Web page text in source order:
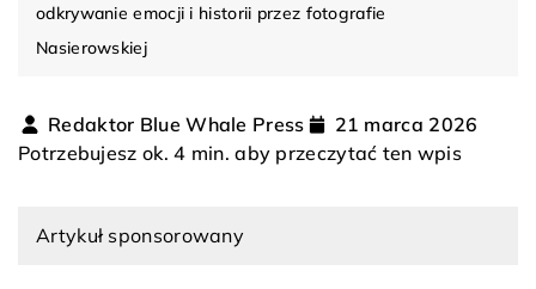
odkrywanie emocji i historii przez fotografie
Nasierowskiej
Redaktor Blue Whale Press
21 marca 2026
Potrzebujesz ok. 4 min. aby przeczytać ten wpis
Artykuł sponsorowany